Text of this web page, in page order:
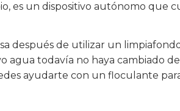
es un dispositivo autónomo
después de utilizar un
agua todavía no haya cambiado
ayudarte con un floculante